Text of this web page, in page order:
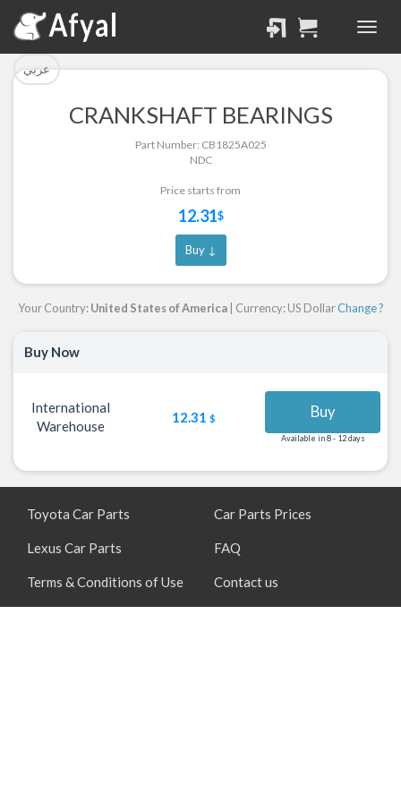
عربي
CRANKSHAFT BEARINGS
Part Number: CB1825A025
NDC
Price starts from
12.31$
Buy ↓
Your Country:United States of America| Currency: US DollarChange ?
Buy Now
International
Warehouse
12.31 $ Buy
Available in 8 - 12 days
تم إضافة القطعة بنجاح.
Part Successfully
Selected
تم إضافة القطعة للسلة
بنجاح.
Part Added to Cart
Toyota Car Parts
Lexus Car Parts
Terms & Conditions of Use
Car Parts Prices
FAQ
Contact us